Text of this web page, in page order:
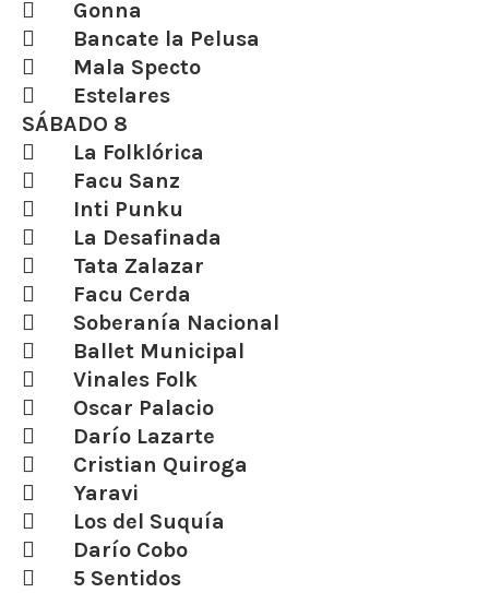
 Gonna
 Bancate la Pelusa
 Mala Specto
 Estelares
SÁBADO 8
 La Folklórica
 Facu Sanz
 Inti Punku
 La Desafinada
 Tata Zalazar
 Facu Cerda
 Soberanía Nacional
 Ballet Municipal
 Vinales Folk
 Oscar Palacio
 Darío Lazarte
 Cristian Quiroga
 Yaravi
 Los del Suquía
 Darío Cobo
 5 Sentidos